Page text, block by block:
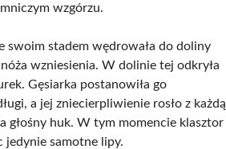
wzgórzu.
swoim stadem wędrowała do doliny
wzniesienia. W dolinie tej odkryła
Gęsiarka postanowiła go
a jej zniecierpliwienie rosło z każdą
głośny huk. W tym momencie klasztor
jedynie samotne lipy.